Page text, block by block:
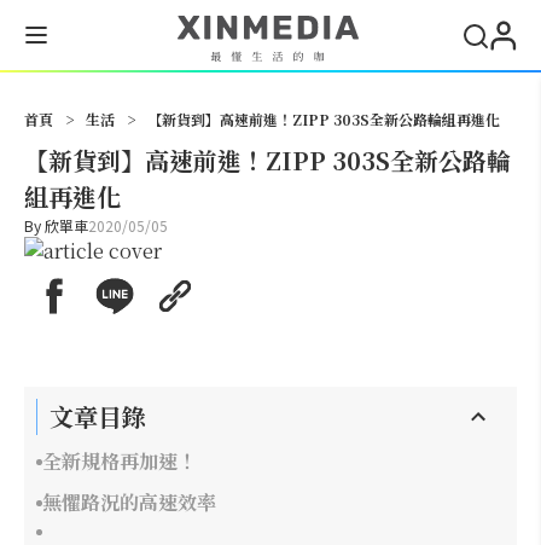
首頁 > 生活 > 【新貨到】高速前進！ZIPP 303S全新公路輪組再進化
【新貨到】高速前進！ZIPP 303S全新公路輪
組再進化
By欣單車2020/05/05
文章目錄
全新規格再加速！
無懼路況的高速效率